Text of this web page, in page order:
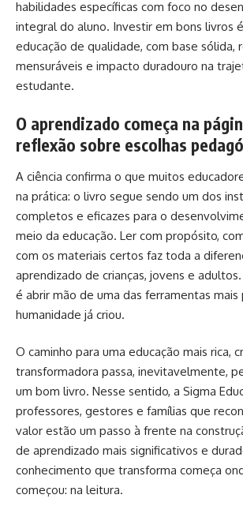
habilidades específicas com foco no
integral do aluno. Investir em bons livros
educação de qualidade, com base sólida,
mensuráveis e impacto duradouro na
estudante.
O aprendizado começa na
reflexão sobre escolhas
A ciência confirma o que muitos
na prática: o livro segue sendo um dos
completos e eficazes para o
meio da educação. Ler com propósito,
com os materiais certos faz toda a
aprendizado de crianças, jovens e
é abrir mão de uma das ferramentas mais
humanidade já criou.
O caminho para uma educação mais rica,
transformadora passa, inevitavelmente,
um bom livro. Nesse sentido, a Sigma
professores, gestores e famílias que
valor estão um passo à frente na
de aprendizado mais significativos e
conhecimento que transforma começa
começou: na leitura.